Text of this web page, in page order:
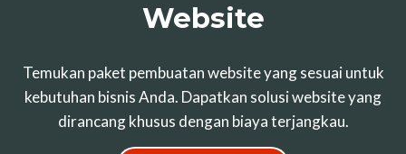
Website
Temukan paket pembuatan website yang sesuai untuk
kebutuhan bisnis Anda. Dapatkan solusi website yang
dirancang khusus dengan biaya terjangkau.